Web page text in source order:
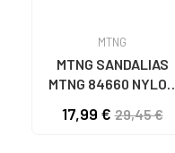
MTNG
MTNG SANDALIAS
MTNG 84660 NYLON
C59785 - - NYLON
17,99 €29,45 €